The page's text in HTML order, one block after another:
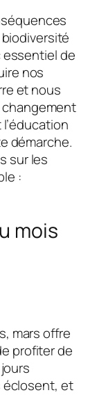
essentiel de
nos
et nous
démarche.
sur les
:
mois
mars offre
profiter de
éclosent, et